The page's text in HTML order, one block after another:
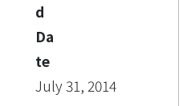
d
Da
te
July 31, 2014